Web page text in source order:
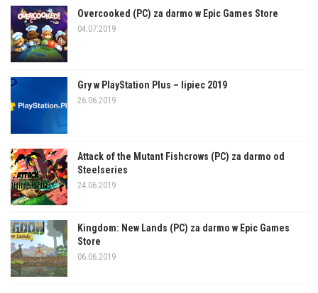
Overcooked (PC) za darmo w Epic Games Store
04.07.2019
Gry w PlayStation Plus – lipiec 2019
26.06.2019
Attack of the Mutant Fishcrows (PC) za darmo od
Steelseries
24.06.2019
Kingdom: New Lands (PC) za darmo w Epic Games
Store
06.06.2019